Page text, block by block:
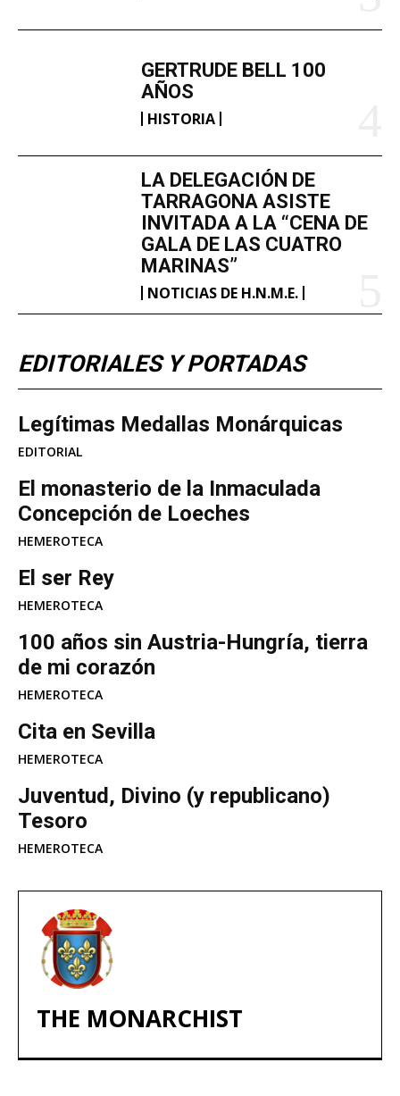
GERTRUDE BELL 100
AÑOS
HISTORIA
LA DELEGACIÓN DE
TARRAGONA ASISTE
INVITADA A LA “CENA DE
GALA DE LAS CUATRO
MARINAS”
NOTICIAS DE H.N.M.E.
EDITORIALES Y PORTADAS
Legítimas Medallas Monárquicas
EDITORIAL
​El monasterio de la Inmaculada
Concepción de Loeches
HEMEROTECA
El ser Rey
HEMEROTECA
100 años sin Austria-Hungría, tierra
de mi corazón
HEMEROTECA
Cita en Sevilla
HEMEROTECA
Juventud, Divino (y republicano)
Tesoro
HEMEROTECA
THE MONARCHIST